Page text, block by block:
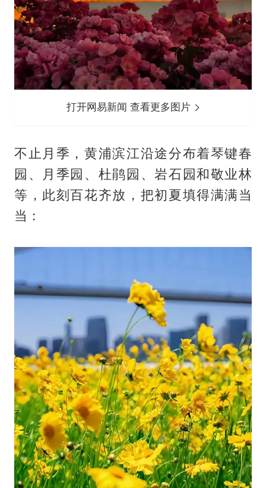
打开网易新闻 查看更多图片
不止月季，黄浦滨江沿途分布着琴键春
园、月季园、杜鹃园、岩石园和敬业林
等，此刻百花齐放，把初夏填得满满当
当：